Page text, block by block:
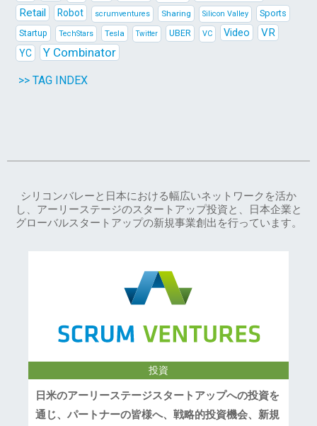
Retail Robot scrumventures Sharing Silicon Valley Sports
Startup TechStars Tesla Twitter UBER VC Video VR
YC Y Combinator
>> TAG INDEX
シリコンバレーと日本における幅広いネットワークを活か
し、アーリーステージのスタートアップ投資と、日本企業と
グローバルスタートアップの新規事業創出を行っています。
投資
日米のアーリーステージスタートアップへの投資を
通じ、パートナーの皆様へ、戦略的投資機会、新規